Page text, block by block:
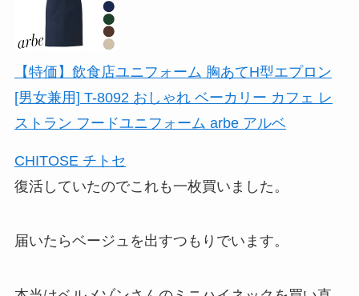
【特価】飲食店ユニフォーム 胸あてH型エプロン
[男女兼用] T-8092 おしゃれ ベーカリー カフェ レ
ストラン フードユニフォーム arbe アルベ
CHITOSE チトセ
復活していたのでこれも一枚買いました。
届いたらベージュを出すつもりでいます。